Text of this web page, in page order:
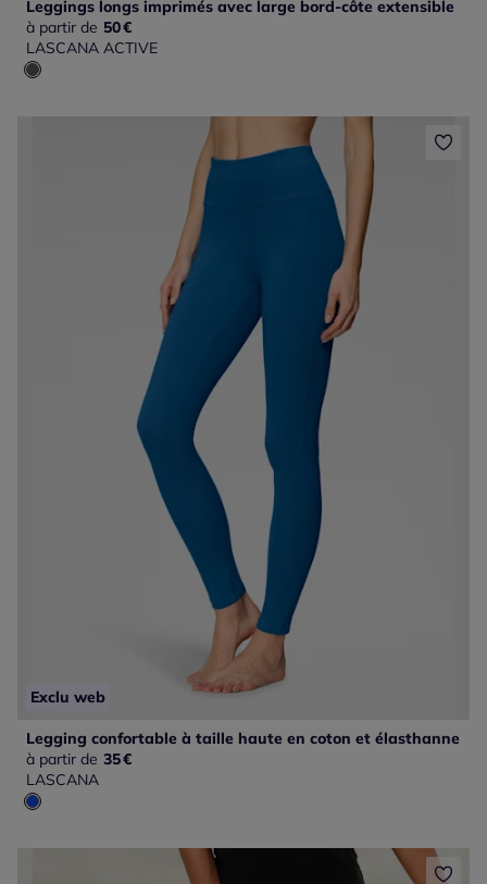
Leggings longs imprimés avec large bord-côte extensible
à partir de 50€
LASCANA ACTIVE
Exclu web
Legging confortable à taille haute en coton et élasthanne
à partir de 35€
LASCANA